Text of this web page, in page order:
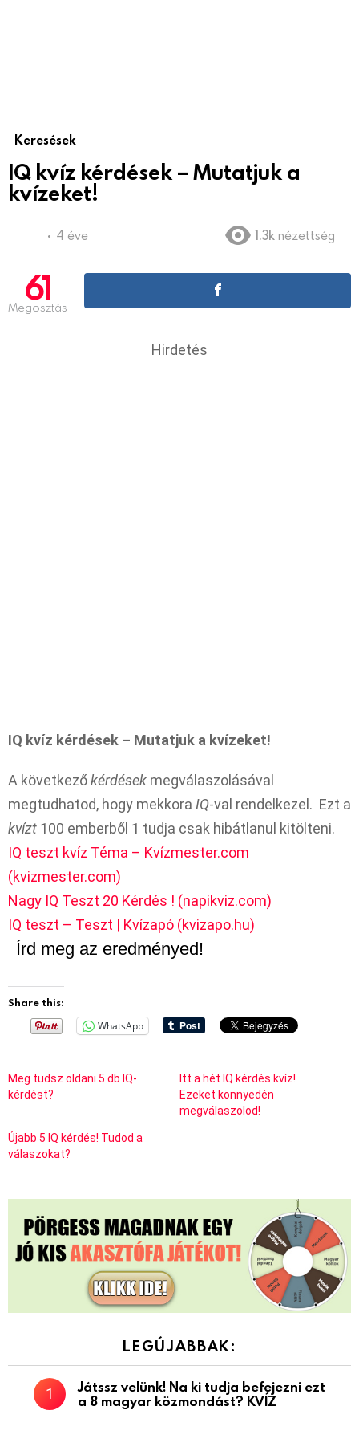
Keresések
IQ kvíz kérdések – Mutatjuk a
kvízeket!
4 éve 1.3k nézettség
61
Megosztás
Hirdetés
IQ kvíz kérdések – Mutatjuk a kvízeket!
A következőkérdések megválaszolásával
megtudhatod, hogy mekkora IQ-val rendelkezel. Ezt a
kvízt 100 emberből 1 tudja csak hibátlanul kitölteni.
IQ teszt kvíz Téma – Kvízmester.com
(kvizmester.com)
Nagy IQ Teszt 20 Kérdés ! (napikviz.com)
IQ teszt – Teszt | Kvízapó (kvizapo.hu)
Írd meg az eredményed!
Share this:
WhatsApp
Meg tudsz oldani 5 db IQ-
kérdést?
Itt a hét IQ kérdés kvíz!
Ezeket könnyedén
megválaszolod!
Újabb 5 IQ kérdés! Tudod a
válaszokat?
LEGÚJABBAK:
Játssz velünk! Na ki tudja befejezni ezt
a 8 magyar közmondást? KVÍZ